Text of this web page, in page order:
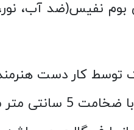
توسط کار دست
می باشد.